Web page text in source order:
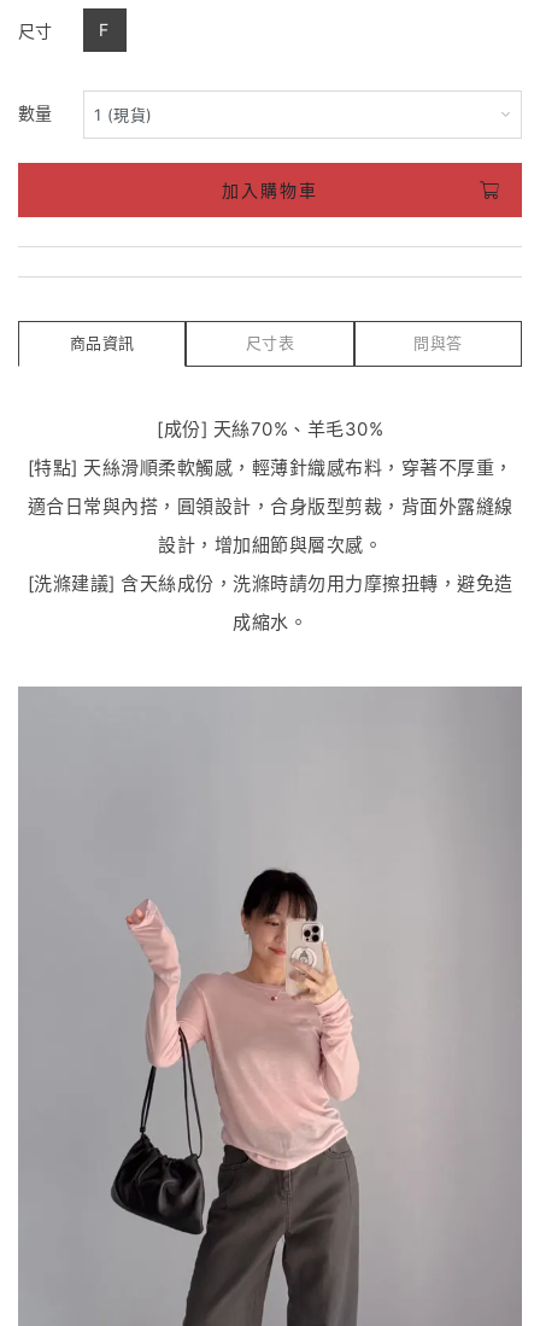
尺寸 F
數量
加入購物車
商品資訊 尺寸表 問與答
[成份] 天絲70%、羊毛30%
[特點] 天絲滑順柔軟觸感，輕薄針織感布料，穿著不厚重，
適合日常與內搭，圓領設計，合身版型剪裁，背面外露縫線
設計，增加細節與層次感。
[洗滌建議] 含天絲成份，洗滌時請勿用力摩擦扭轉，避免造
成縮水。